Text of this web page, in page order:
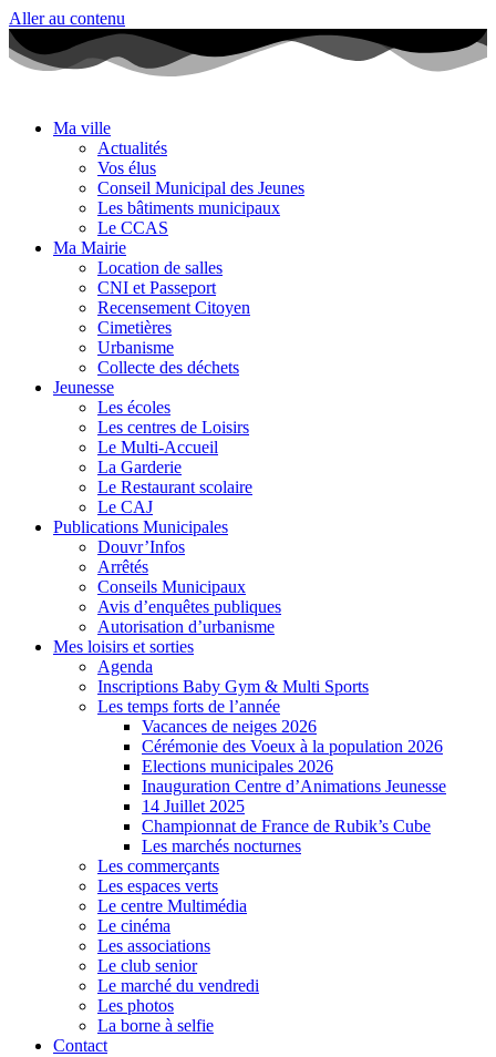
Aller au contenu
Ma ville
Actualités
Vos élus
Conseil Municipal des Jeunes
Les bâtiments municipaux
Le CCAS
Ma Mairie
Location de salles
CNI et Passeport
Recensement Citoyen
Cimetières
Urbanisme
Collecte des déchets
Jeunesse
Les écoles
Les centres de Loisirs
Le Multi-Accueil
La Garderie
Le Restaurant scolaire
Le CAJ
Publications Municipales
Douvr’Infos
Arrêtés
Conseils Municipaux
Avis d’enquêtes publiques
Autorisation d’urbanisme
Mes loisirs et sorties
Agenda
Inscriptions Baby Gym & Multi Sports
Les temps forts de l’année
Vacances de neiges 2026
Cérémonie des Voeux à la population 2026
Elections municipales 2026
Inauguration Centre d’Animations Jeunesse
14 Juillet 2025
Championnat de France de Rubik’s Cube
Les marchés nocturnes
Les commerçants
Les espaces verts
Le centre Multimédia
Le cinéma
Les associations
Le club senior
Le marché du vendredi
Les photos
La borne à selfie
Contact